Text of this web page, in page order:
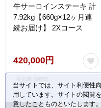
牛サーロインステーキ 計
7.92kg【660g×12ヶ月連
続お届け】 2Xコース
420,000円
当サイトでは、サイト利便性
用しています。サイトの閲覧
意したことものといたします